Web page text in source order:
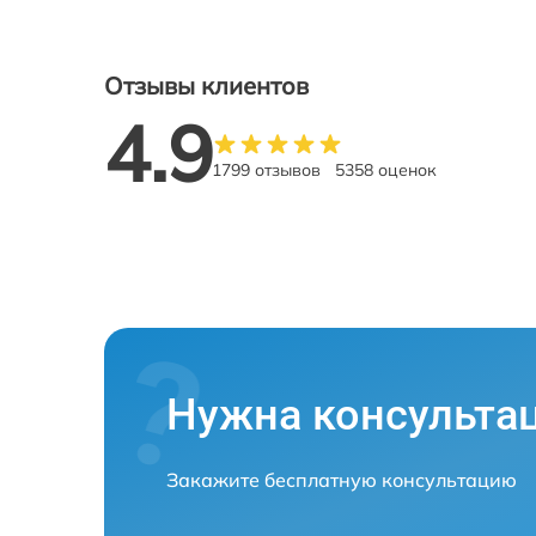
Отзывы клиентов
4.91799 отзывов 5358 оценок
Нужна
Закажите бесплатную консультацию